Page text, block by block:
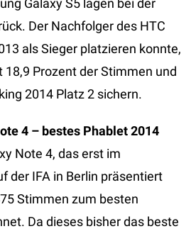
Galaxy S5 lagen bei der
Der Nachfolger des HTC
als Sieger platzieren konnte,
18,9 Prozent der Stimmen und
2014 Platz 2 sichern.
4 – bestes Phablet 2014
Note 4, das erst im
der IFA in Berlin präsentiert
Stimmen zum besten
Da dieses bisher das beste